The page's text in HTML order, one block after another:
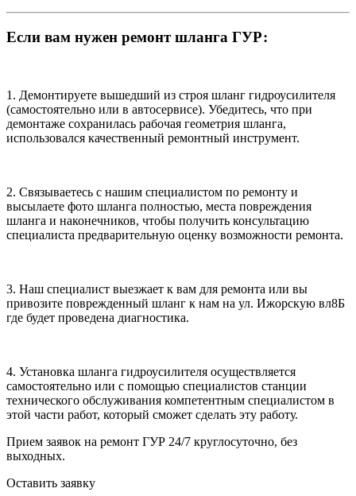
Если вам нужен ремонт шланга ГУР:
1. Демонтируете вышедший из строя шланг гидроусилителя
(самостоятельно или в автосервисе). Убедитесь, что при
демонтаже сохранилась рабочая геометрия шланга,
использовался качественный ремонтный инструмент.
2. Связываетесь с нашим специалистом по ремонту и
высылаете фото шланга полностью, места повреждения
шланга и наконечников, чтобы получить консультацию
специалиста предварительную оценку возможности ремонта.
3. Наш специалист выезжает к вам для ремонта или вы
привозите поврежденный шланг к нам на ул. Ижорскую вл8Б
где будет проведена диагностика.
4. Установка шланга гидроусилителя осуществляется
самостоятельно или с помощью специалистов станции
технического обслуживания компетентным специалистом в
этой части работ, который сможет сделать эту работу.
Прием заявок на ремонт ГУР 24/7 круглосуточно, без
выходных.
Оставить заявку